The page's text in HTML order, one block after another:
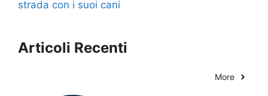
strada con i suoi cani
Articoli Recenti
More